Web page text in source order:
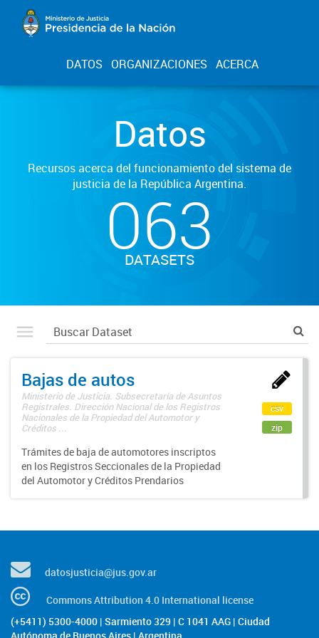
DATOS ORGANIZACIONES ACERCA
Datos
Recursos acerca del funcionamiento del sistema de
justicia de la República Argentina.
063
DATASETS
Bajas de autos
Ministerio de Justicia. Subsecretaría de Asuntos
Registrales. Dirección Nacional de los Registros
Nacionales de la Propiedad del Automotor y
Créditos ...
Trámites de baja de automotores inscriptos
en los Registros Seccionales de la Propiedad
del Automotor y Créditos Prendarios
csv
zip
datosjusticia@jus.gov.ar
Commons Attribution 4.0 International license
(+5411) 5300-4000 | Sarmiento 329 | C 1041 AAG | Ciudad